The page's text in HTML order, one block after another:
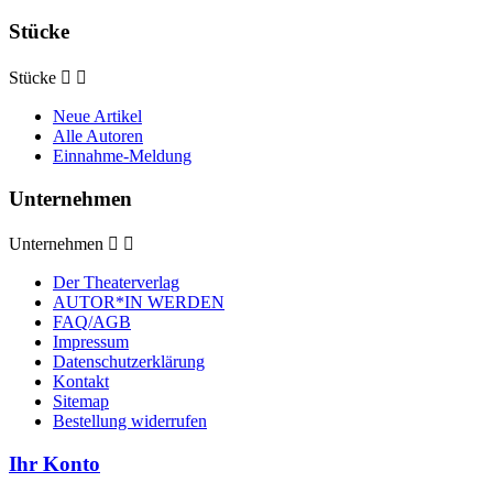
Stücke
Stücke  
Neue Artikel
Alle Autoren
Einnahme-Meldung
Unternehmen
Unternehmen  
Der Theaterverlag
AUTOR*IN WERDEN
FAQ/AGB
Impressum
Datenschutzerklärung
Kontakt
Sitemap
Bestellung widerrufen
Ihr Konto